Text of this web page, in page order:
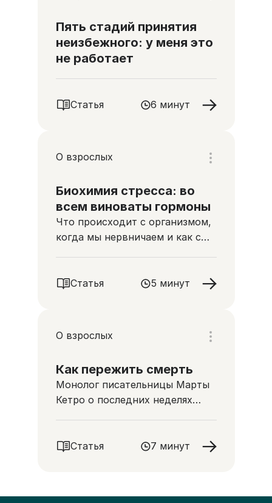
Пять стадий принятия
неизбежного: у меня это
не работает
Статья 6 минут
О взрослых
Биохимия стресса: во
всем виноваты гормоны
Что происходит с организмом,
когда мы нервничаем и как с
Статья 5 минут
О взрослых
Как пережить смерть
Монолог писательницы Марты
Кетро о последних неделях
Статья 7 минут